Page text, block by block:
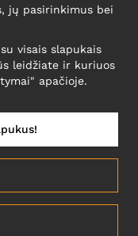
Tallinn
jų pasirinkimus bei
visais slapukais
leidžiate ir kuriuos
apačioje.